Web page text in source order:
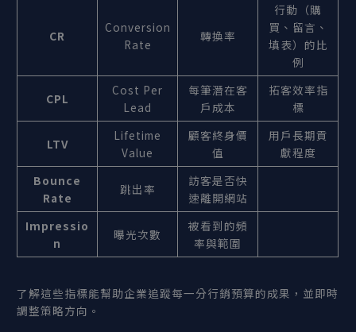
CR
Conversion
Rate
轉換率
行動（購
買、留言、
填表）的比
例
CPL
Cost Per
Lead
每筆潛在客
戶成本
拓客效率指
標
LTV
Lifetime
Value
顧客終身價
值
用戶長期貢
獻程度
Bounce
Rate
跳出率
訪客是否快
速離開網站
Impressio
n
曝光次數
被看到的頻
率與範圍
了解這些指標能幫助企業追蹤每一分行銷預算的成果，並即時
調整策略方向。